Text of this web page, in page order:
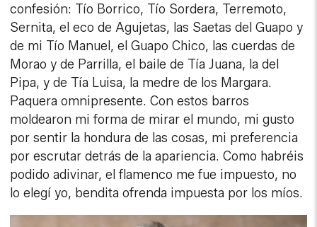
confesión: Tío Borrico, Tío Sordera, Terremoto,
Sernita, el eco de Agujetas, las Saetas del Guapo y
de mi Tío Manuel, el Guapo Chico, las cuerdas de
Morao y de Parrilla, el baile de Tía Juana, la del
Pipa, y de Tía Luisa, la medre de los Margara.
Paquera omnipresente. Con estos barros
moldearon mi forma de mirar el mundo, mi gusto
por sentir la hondura de las cosas, mi preferencia
por escrutar detrás de la apariencia. Como habréis
podido adivinar, el flamenco me fue impuesto, no
lo elegí yo, bendita ofrenda impuesta por los míos.